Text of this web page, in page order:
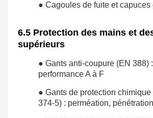
● Cagoules de fuite et capuces
6.5 Protection des mains et
supérieurs
● Gants anti-coupure (EN 388)
performance A à F
● Gants de protection chimique
374-5) : perméation, pénétration